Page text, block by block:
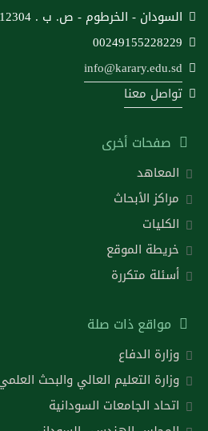
السودان - الخرطوم - ص. ب . 12304
00249155228229
info@karary.edu.sd
تواصل معنا
صفحات أخرى
المعاهد
مراكز الأبحاث
الكليات
خريطة الموقع
أسئلة متكررة
مواقع ذات صلة
وزارة الدفاع
وزارة التعليم العالي والبحث
اتحاد الجامعات السودانية